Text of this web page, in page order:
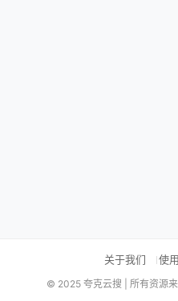
关于我们 使
© 2025 夸克云搜 | 所有资源